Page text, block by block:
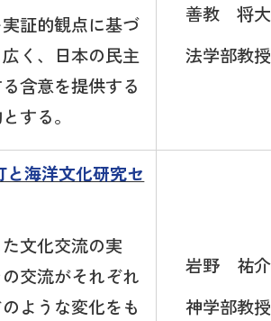
証的観点に基づ
く、日本の民主
含意を提供する
する。
善教 将大
法学部教授
と海洋文化研究セ
文化交流の実
交流がそれぞれ
ような変化をも
岩野 祐介
神学部教授